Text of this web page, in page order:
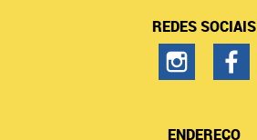
REDES SOCIAIS
ENDEREÇO